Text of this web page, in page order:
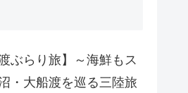
ぶらり旅】～海鮮もス
・大船渡を巡る三陸旅